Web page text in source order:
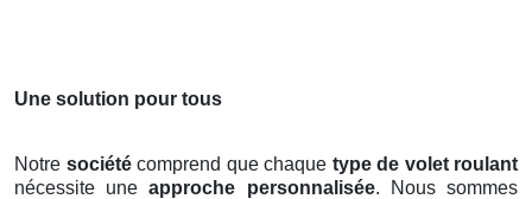
Une solution pour tous
Notre sociétécomprend que chaque type de volet roulant
nécessite uneapproche personnalisée. Nous sommes